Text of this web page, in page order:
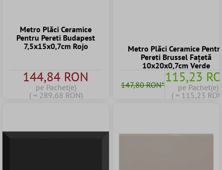
Metro Plăci Ceramice
Pentru Pereti Budapest
7,5x15x0,7cm Rojo
144,84 RON
pe Pachet(e)
( = 289,68 RON)
Metro Plăci Ceramice
Pereti Brussel Fațetă
10x20x0,7cm Verde
147,80 RON*115,23
pe Pachet(e)
( = 115,23